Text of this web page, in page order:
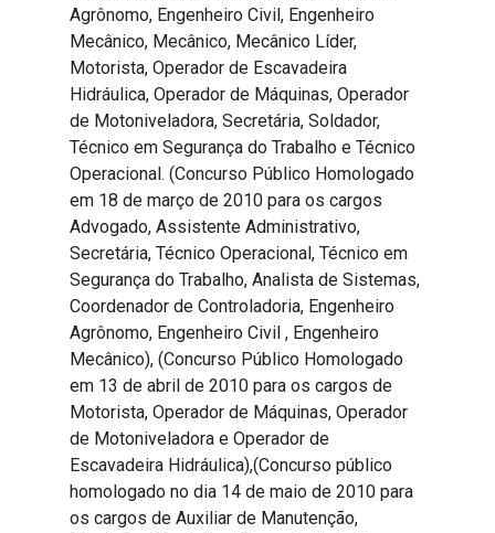
Agrônomo, Engenheiro Civil, Engenheiro
Mecânico, Mecânico, Mecânico Líder,
Motorista, Operador de Escavadeira
Hidráulica, Operador de Máquinas, Operador
de Motoniveladora, Secretária, Soldador,
Técnico em Segurança do Trabalho e Técnico
Operacional. (Concurso Público Homologado
em 18 de março de 2010 para os cargos
Advogado, Assistente Administrativo,
Secretária, Técnico Operacional, Técnico em
Segurança do Trabalho, Analista de Sistemas,
Coordenador de Controladoria, Engenheiro
Agrônomo, Engenheiro Civil , Engenheiro
Mecânico), (Concurso Público Homologado
em 13 de abril de 2010 para os cargos de
Motorista, Operador de Máquinas, Operador
de Motoniveladora e Operador de
Escavadeira Hidráulica),(Concurso público
homologado no dia 14 de maio de 2010 para
os cargos de Auxiliar de Manutenção,